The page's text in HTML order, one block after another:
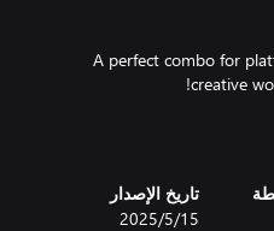
A perfect combo for
creative
تاريخ الإصدار
15‏/5‏/2025